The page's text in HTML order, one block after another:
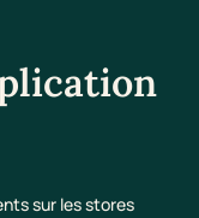
sur les stores